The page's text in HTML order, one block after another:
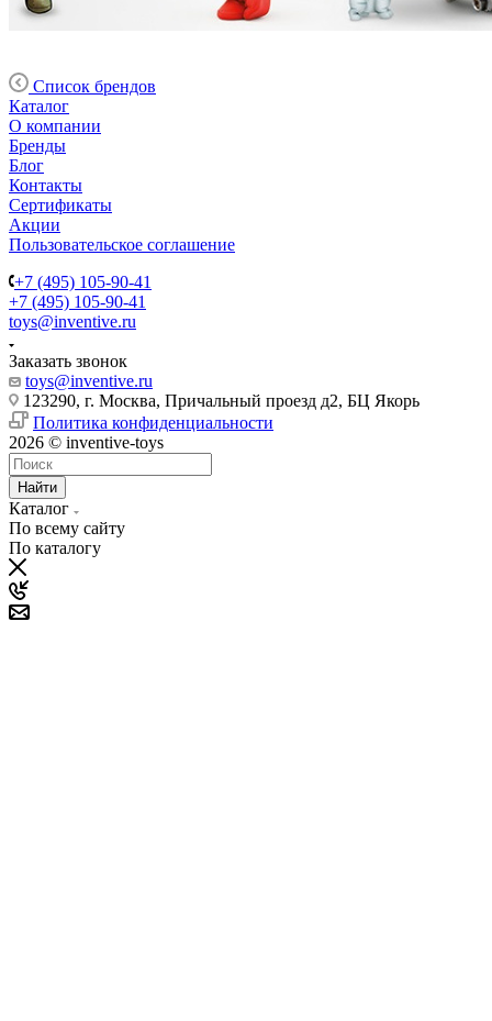
Список брендов
Каталог
О компании
Бренды
Блог
Контакты
Сертификаты
Акции
Пользовательское соглашение
+7 (495) 105-90-41
+7 (495) 105-90-41
toys@inventive.ru
Заказать звонок
toys@inventive.ru
123290, г. Москва, Причальный проезд д2, БЦ Якорь
Политика конфиденциальности
2026 © inventive-toys
Найти
Каталог
По всему сайту
По каталогу